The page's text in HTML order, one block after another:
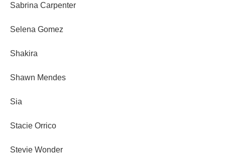
Sabrina Carpenter
Selena Gomez
Shakira
Shawn Mendes
Sia
Stacie Orrico
Stevie Wonder